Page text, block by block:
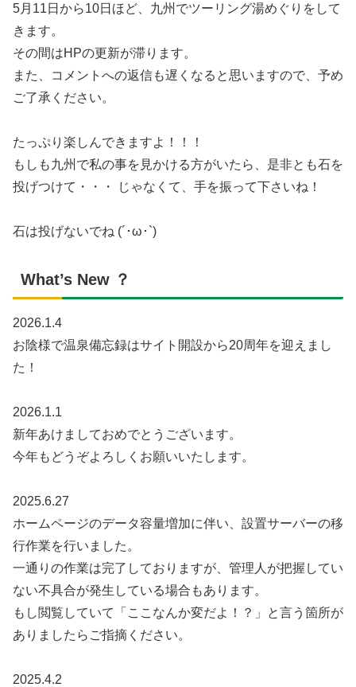
5月11日から10日ほど、九州でツーリング湯めぐりをして
きます。
その間はHPの更新が滞ります。
また、コメントへの返信も遅くなると思いますので、予め
ご了承ください。
たっぷり楽しんできますよ！！！
もしも九州で私の事を見かける方がいたら、是非とも石を
投げつけて・・・ じゃなくて、手を振って下さいね！
石は投げないでね (´･ω･`)
What’s New ？
2026.1.4
お陰様で温泉備忘録はサイト開設から20周年を迎えまし
た！
2026.1.1
新年あけましておめでとうございます。
今年もどうぞよろしくお願いいたします。
2025.6.27
ホームページのデータ容量増加に伴い、設置サーバーの移
行作業を行いました。
一通りの作業は完了しておりますが、管理人が把握してい
ない不具合が発生している場合もあります。
もし閲覧していて「ここなんか変だよ！？」と言う箇所が
ありましたらご指摘ください。
2025.4.2